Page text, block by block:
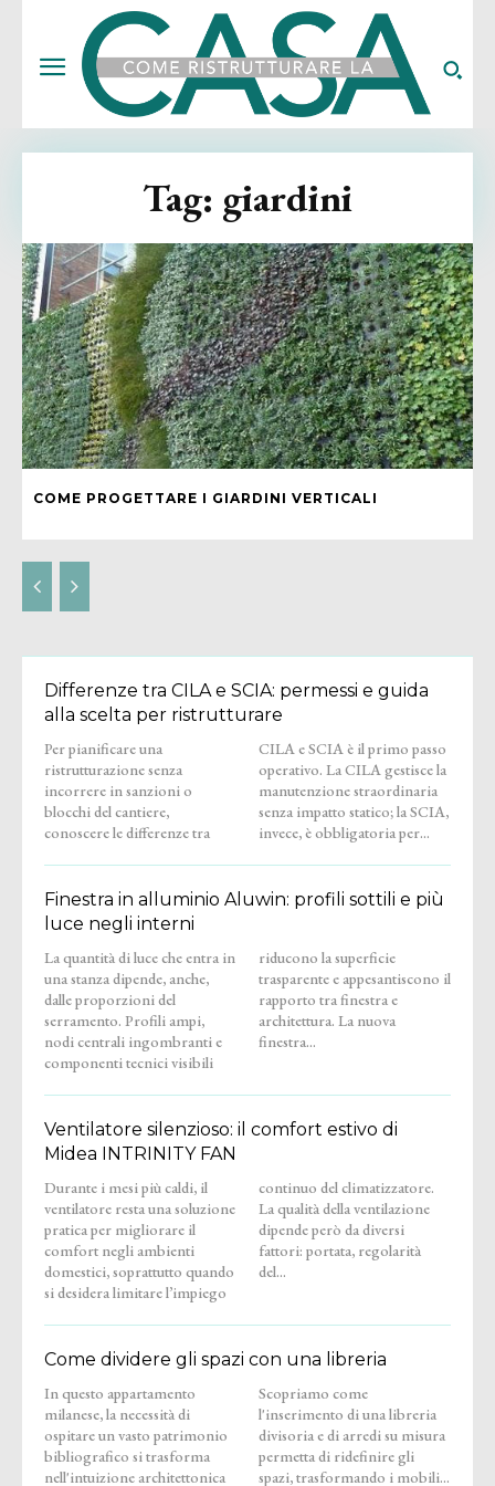
COME PROGETTARE I GIARDINI VERTICALI
Tag: giardini
Differenze tra CILA e SCIA: permessi e guida
alla scelta per ristrutturare
Per pianificare una
ristrutturazione senza
incorrere in sanzioni o
blocchi del cantiere,
conoscere le differenze tra
CILA e SCIA è il primo passo
operativo. La CILA gestisce la
manutenzione straordinaria
senza impatto statico; la SCIA,
invece, è obbligatoria per...
Finestra in alluminio Aluwin: profili sottili e più
luce negli interni
La quantità di luce che entra in
una stanza dipende, anche,
dalle proporzioni del
serramento. Profili ampi,
nodi centrali ingombranti e
componenti tecnici visibili
riducono la superficie
trasparente e appesantiscono il
rapporto tra finestra e
architettura. La nuova
finestra...
Ventilatore silenzioso: il comfort estivo di
Midea INTRINITY FAN
Durante i mesi più caldi, il
ventilatore resta una soluzione
pratica per migliorare il
comfort negli ambienti
domestici, soprattutto quando
si desidera limitare l’impiego
continuo del climatizzatore.
La qualità della ventilazione
dipende però da diversi
fattori: portata, regolarità
del...
Come dividere gli spazi con una libreria
In questo appartamento
milanese, la necessità di
ospitare un vasto patrimonio
bibliografico si trasforma
nell'intuizione architettonica
Scopriamo come
l'inserimento di una libreria
divisoria e di arredi su misura
permetta di ridefinire gli
spazi, trasformando i mobili...